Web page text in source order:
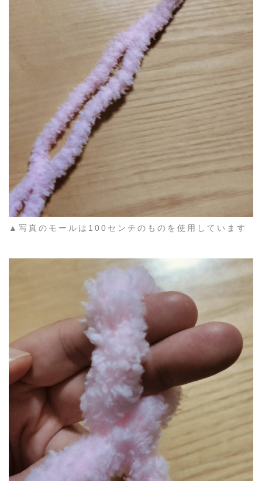
▲写真のモールは100センチのものを使用しています